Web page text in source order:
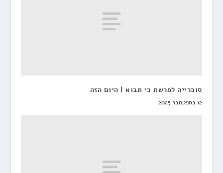
סוכרייה לפרשת כי תבוא | היום הזה
12 בספטמבר 2025